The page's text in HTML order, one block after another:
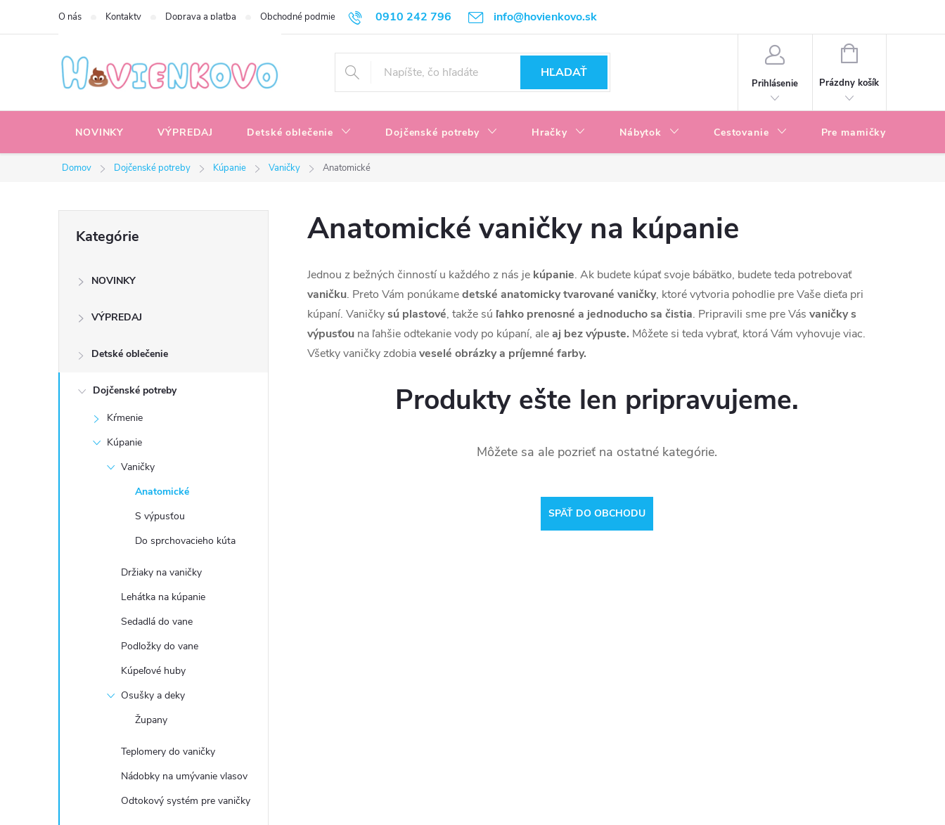
0910 242 796 info@hovienkovo.sk
O nás Kontakty Doprava a platba Obchodné podmienky Podmienky ochrany osobných údajov Reklamačné podmienky
HĽADAŤ
Prihlásenie
NÁKUPNÝ
Prázdny košík
NOVINKY VÝPREDAJ Detské oblečenie Dojčenské potreby Hračky Nábytok Cestovanie Pre mamičky
Domov Dojčenské potreby Kúpanie Vaničky Anatomické
ý
kategórie
Kategórie
NOVINKY
VÝPREDAJ
Detské oblečenie
Dojčenské potreby
Kŕmenie
Kúpanie
Vaničky
Anatomické
S výpusťou
Do sprchovacieho kúta
Držiaky na vaničky
Lehátka na kúpanie
Sedadlá do vane
Podložky do vane
Kúpeľové huby
Osušky a deky
Župany
Teplomery do vaničky
Nádobky na umývanie vlasov
Odtokový systém pre vaničky
Anatomické vaničky na kúpanie
Jednou z bežných činností u každého z nás je kúpanie. Ak budete kúpať svoje bábätko, budete teda potrebovať
vaničku. Preto Vám ponúkamedetské anatomicky tvarované vaničky, ktoré vytvoria pohodlie pre Vaše dieťa pri
kúpaní. Vaničkysú plastové, takže sú ľahko prenosné a jednoducho sa čistia. Pripravili sme pre Vás vaničky s
výpusťou na ľahšie odtekanie vody po kúpaní, aleaj bez výpuste. Môžete si teda vybrať, ktorá Vám vyhovuje viac.
Všetky vaničky zdobiaveselé obrázky a príjemné farby.
Produkty ešte len pripravujeme.
Môžete sa ale pozrieť na ostatné kategórie.
SPÄŤ DO OBCHODU